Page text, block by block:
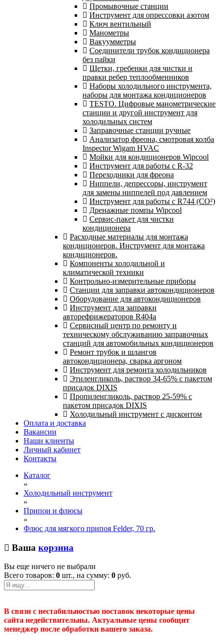
Промывочные станции
Инструмент для опрессовки азотом
Ключ вентильный
Манометры
Вакуумметры
Соединители трубок кондиционера
без пайки
Щетки, гребенки для чистки и
правки ребер теплообменников
Наборы холодильного инструмента,
наборы для монтажа кондиционеров
TESTO. Цифровые манометрические
станции и другой инструмент для
холодильных систем
Заправочные станции ручные
Анализатор фреона, смотровая колба
Inspector Wigam HVAC
Мойки для кондиционеров Wipcool
Инструмент для работы с R-32
Переходники для фреона
Ниппели, депрессоры, инструмент
для замены ниппелей под давлением
Инструмент для работы с R744 (CO²)
Дренажные помпы Wipcool
Сервис-пакет для чистки
кондиционера
Расходные материалы для монтажа
кондиционеров. Инструмент для монтажа
кондиционеров.
Компоненты холодильной и
климатической техники
Контрольно-измерительные приборы
Станции для заправки автокондиционеров
Оборудование для автокондиционеров
Инструмент для заправки
авторефрижераторов R404a
Сервисный центр по ремонту и
техническому обслуживанию заправочных
станций для автомобильных кондиционеров
Ремонт трубок и шлангов
автокондиционера, сварка аргоном
Инструмент для ремонта холодильников
Этиленгликоль, раствор 34-65% с пакетом
присадок DIXIS
Пропиленгликоль, раствор 25-59% с
пакетом присадок DIXIS
Холодильный инструмент с дисконтом
Оплата и доставка
Вакансии
Наши клиенты
Личный кабинет
Контакты
Каталог
»
Холодильный инструмент
»
Припои и флюсы
»
Флюс для мягкого припоя Felder, 70 гр.
Ваша корзина
Вы еще ничего не выбрали
Всего товаров: 0 шт., на сумму: 0 руб.
В связи с нестабильностью поставок некоторые цены
сайта недействительны. Актуальные цены сообщит
менеджер после обработки вашего заказа.